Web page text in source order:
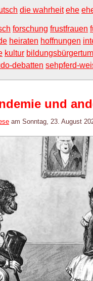
die wahrheit ehe
forschung frustfrauen
heiraten hoffnungen
kultur bildungsbürgertum
debatten sehpferd-
und
am Sonntag, 23. August